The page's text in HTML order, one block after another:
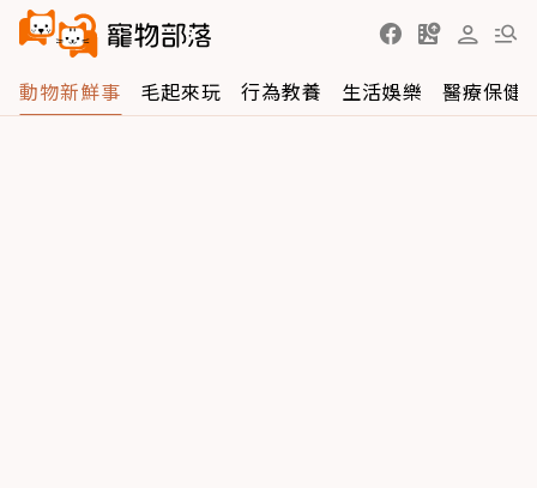
動物新鮮事 毛起來玩 行為教養 生活娛樂 醫療保健